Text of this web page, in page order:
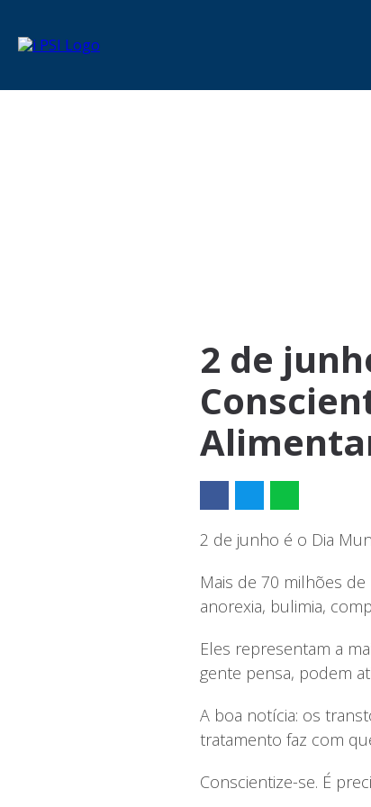
2 de
2 de junho é o Dia
Mais de 70 milhões
anorexia, bulimia,
Eles representam a
gente pensa, podem
A boa notícia: os
tratamento faz com
Conscientize-se. É